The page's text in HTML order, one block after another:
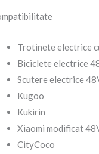
Trotinete electrice
Biciclete electrice
Scutere electrice
Kugoo
Kukirin
Xiaomi modificat
CityCoco